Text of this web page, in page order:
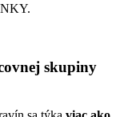
skupiny